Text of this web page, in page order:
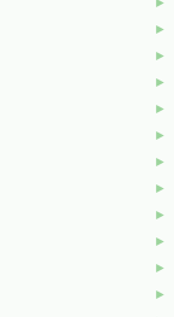
►
►
►
►
►
►
►
►
►
►
►